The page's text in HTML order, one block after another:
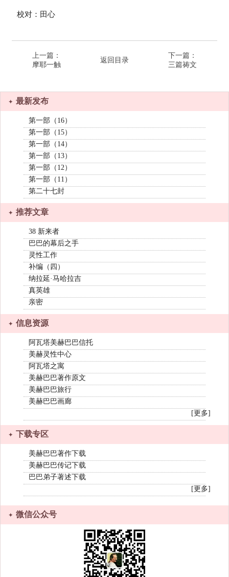
校对：田心
上一篇：
摩耶一触
返回目录
下一篇：
三篇祷文
最新发布
第一部（16）
第一部（15）
第一部（14）
第一部（13）
第一部（12）
第一部（11）
第二十七封
推荐文章
38 新来者
巴巴的幕后之手
灵性工作
补编（四）
纳拉延·马哈拉吉
真英雄
亲密
信息资源
阿瓦塔美赫巴巴信托
美赫灵性中心
阿瓦塔之寓
美赫巴巴著作原文
美赫巴巴旅行
美赫巴巴画廊
[更多]
下载专区
美赫巴巴著作下载
美赫巴巴传记下载
巴巴弟子著述下载
[更多]
微信公众号